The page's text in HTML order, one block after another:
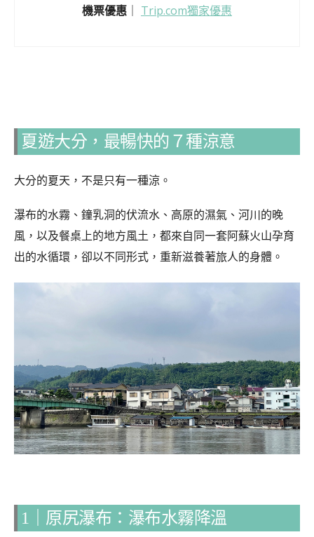
機票優惠 Trip.com獨家優惠
夏遊大分，最暢快的７種涼意
大分的夏天，不是只有一種涼。
瀑布的水霧、鐘乳洞的伏流水、高原的濕氣、河川的晚
風，以及餐桌上的地方風土，都來自同一套阿蘇火山孕育
出的水循環，卻以不同形式，重新滋養著旅人的身體。
1｜原尻瀑布：瀑布水霧降溫